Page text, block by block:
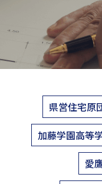
県営住宅原
加藤学園高等
愛